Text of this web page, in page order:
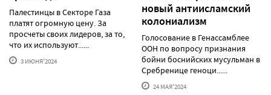
Палестинцы в Секторе Газа
платят огромную цену. За
просчеты своих лидеров, за то,
что их используют......
3 ИЮНЯ'2024
новый антиисламский
колониализм
Голосование в Генассамблее
ООН по вопросу признания
бойни боснийских мусульман в
Сребренице геноци......
24 МАЯ'2024